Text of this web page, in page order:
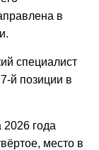
в
специалист
й позиции в
года
место в